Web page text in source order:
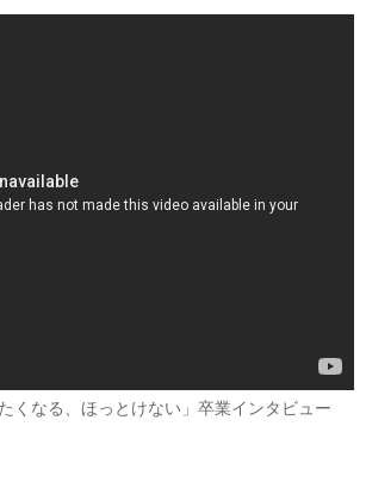
たくなる、ほっとけない」卒業インタビュー